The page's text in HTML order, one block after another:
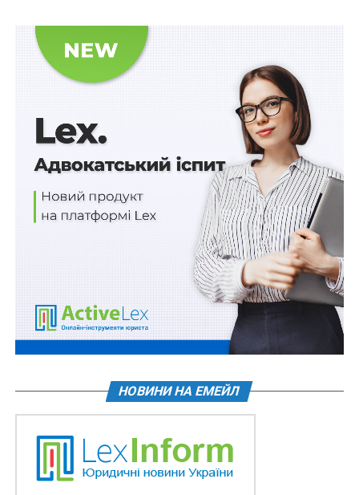
інклюзивному класі
Не більше 10 авторизованих терміналів Starlink
можуть зареєструвати юридичні особи
МІНІСТЕРСТВО ЮСТИЦІЇ УКРАЇНИ
НАЦІОНАЛЬНА КОМІСІЯ
Оприлюднено звіт про результати роботи
Комітету з питань охорони здоров’я за останні 16
місяців
Банкам не обов’язково бути публічними
акціонерними товариствами
НОВИНИ НА ЕМЕЙЛ